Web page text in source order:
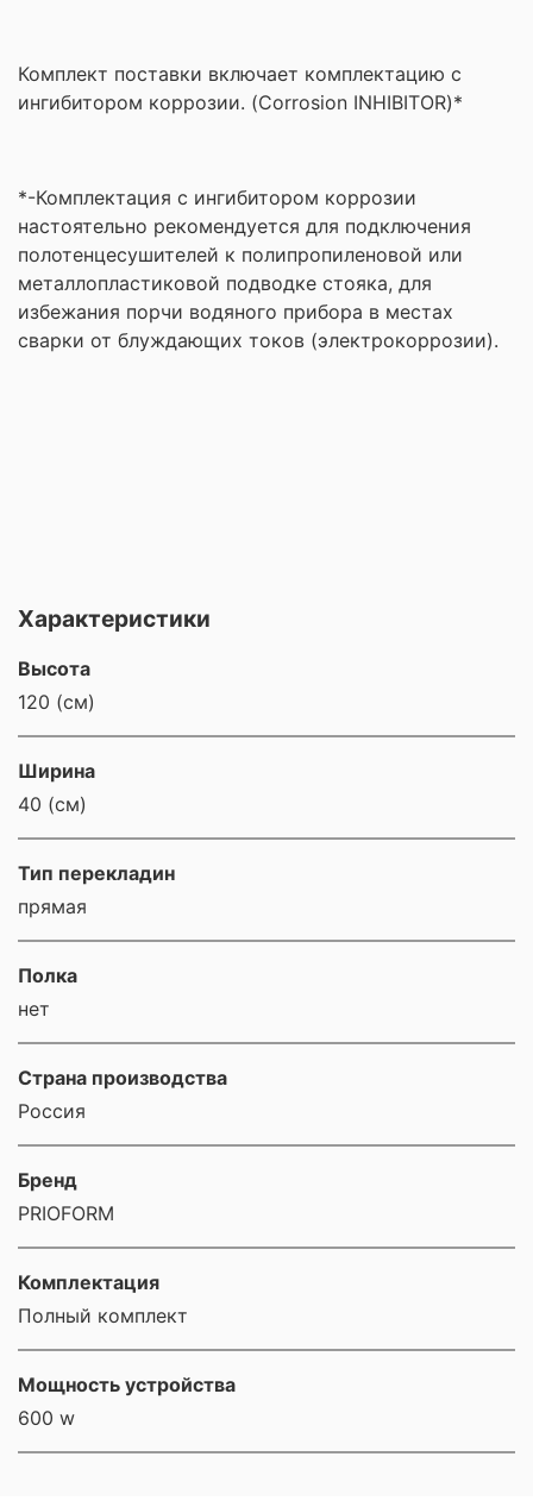
Комплект поставки включает комплектацию с
ингибитором коррозии. (Corrosion INHIBITOR)*
*-Комплектация с ингибитором коррозии
настоятельно рекомендуется для подключения
полотенцесушителей к полипропиленовой или
металлопластиковой подводке стояка, для
избежания порчи водяного прибора в местах
сварки от блуждающих токов (электрокоррозии).
Характеристики
Высота
120 (см)
Ширина
40 (см)
Тип перекладин
прямая
Полка
нет
Страна производства
Россия
Бренд
PRIOFORM
Комплектация
Полный комплект
Мощность устройства
600 w